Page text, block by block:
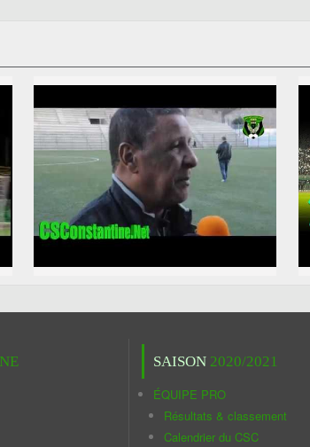
SAISON 2020/2021
ÉQUIPE PRO
Résultats & classement
Calendrier du CSC